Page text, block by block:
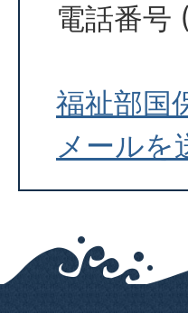
電話番
福祉部国
メールを